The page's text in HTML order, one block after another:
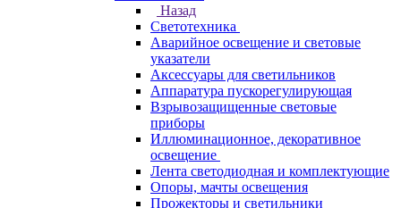
Назад
Светотехника
Аварийное освещение и световые
указатели
Аксессуары для светильников
Аппаратура пускорегулирующая
Взрывозащищенные световые
приборы
Иллюминационное, декоративное
освещение
Лента светодиодная и комплектующие
Опоры, мачты освещения
Прожекторы и светильники